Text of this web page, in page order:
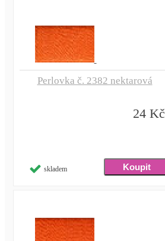
Perlovka č. 2382 nektarová
24 Kč
skladem